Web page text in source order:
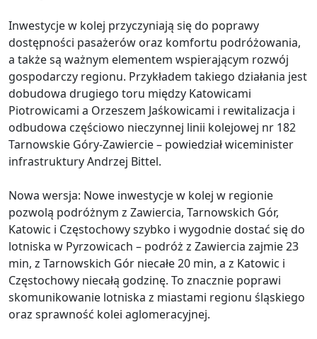
Inwestycje w kolej przyczyniają się do poprawy
dostępności pasażerów oraz komfortu podróżowania,
a także są ważnym elementem wspierającym rozwój
gospodarczy regionu. Przykładem takiego działania jest
dobudowa drugiego toru między Katowicami
Piotrowicami a Orzeszem Jaśkowicami i rewitalizacja i
odbudowa częściowo nieczynnej linii kolejowej nr 182
Tarnowskie Góry-Zawiercie – powiedział wiceminister
infrastruktury Andrzej Bittel.
Nowa wersja: Nowe inwestycje w kolej w regionie
pozwolą podróżnym z Zawiercia, Tarnowskich Gór,
Katowic i Częstochowy szybko i wygodnie dostać się do
lotniska w Pyrzowicach – podróż z Zawiercia zajmie 23
min, z Tarnowskich Gór niecałe 20 min, a z Katowic i
Częstochowy niecałą godzinę. To znacznie poprawi
skomunikowanie lotniska z miastami regionu śląskiego
oraz sprawność kolei aglomeracyjnej.